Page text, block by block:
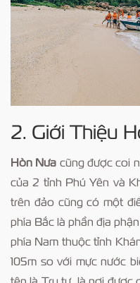
2. Giới Thiệu
Hòn Nưa cũng được coi
của 2 tỉnh Phú Yên và
trên đảo cũng có một
phía Bắc là phần địa
phía Nam thuộc tỉnh
105m so với mực nước